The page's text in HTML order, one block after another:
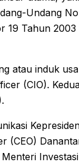
Undang
19 Tahun
atau induk
(CIO).
(CEO)